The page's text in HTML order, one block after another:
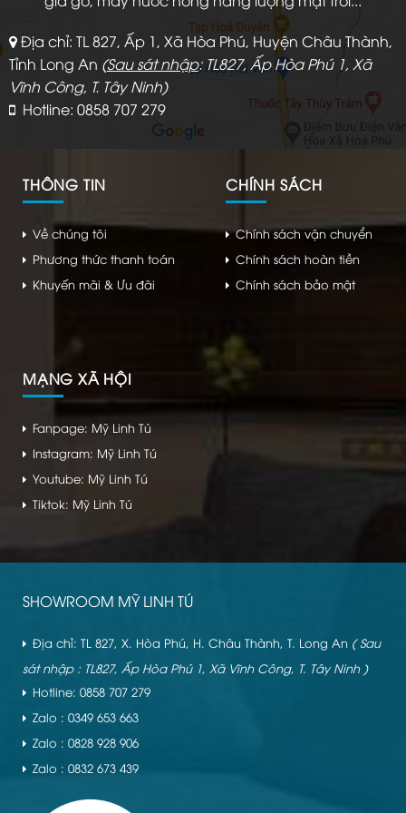
Địa chỉ: TL 827, Ấp 1, Xã Hòa Phú, Huyện Châu Thành,
Tỉnh Long An (Sau sát nhập: TL827, Ấp Hòa Phú 1, Xã
Vĩnh Công, T. Tây Ninh)
Hotline: 0858 707 279
THÔNG TIN
Về chúng tôi
Phương thức thanh toán
Khuyến mãi & Ưu đãi
CHÍNH SÁCH
Chính sách vận chuyển
Chính sách hoàn tiền
Chính sách bảo mật
MẠNG XÃ HỘI
Fanpage: Mỹ Linh Tú
Instagram: Mỹ Linh Tú
Youtube: Mỹ Linh Tú
Tiktok: Mỹ Linh Tú
SHOWROOM MỸ LINH TÚ
Địa chỉ: TL 827, X. Hòa Phú, H. Châu Thành, T. Long An ( Sau
sát nhập : TL827, Ấp Hòa Phú 1, Xã Vĩnh Công, T. Tây Ninh )
Hotline: 0858 707 279
Zalo : 0349 653 663
Zalo : 0828 928 906
Zalo : 0832 673 439